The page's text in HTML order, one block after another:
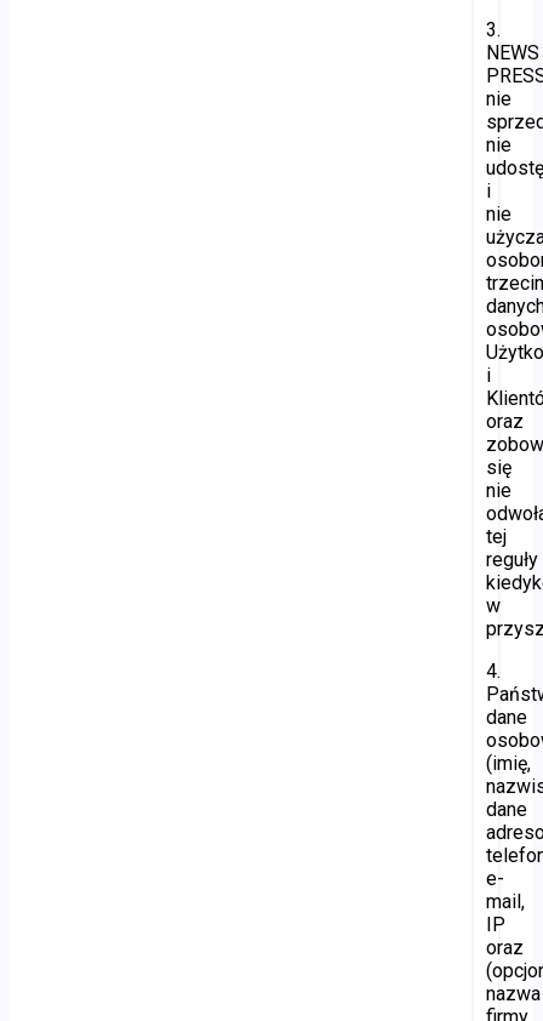
3.
NEWS
nie
nie
i
nie
i
oraz
się
nie
tej
reguły
w
4.
dane
(imię,
dane
e-
mail,
IP
oraz
nazwa